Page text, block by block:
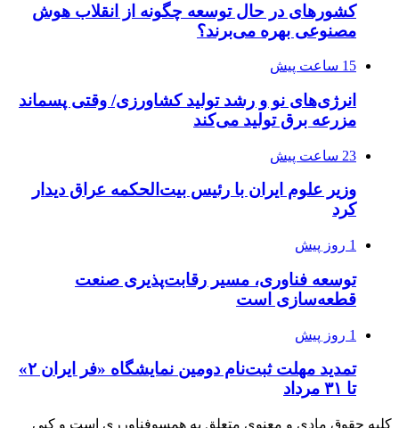
کشورهای در حال توسعه چگونه از انقلاب هوش
مصنوعی بهره می‌برند؟
15 ساعت پیش
انرژی‌های نو و رشد تولید کشاورزی/ وقتی پسماند
مزرعه‌ برق تولید می‌کند
23 ساعت پیش
وزیر علوم ایران با رئیس بیت‌الحکمه عراق دیدار
کرد
1 روز پیش
توسعه فناوری، مسیر رقابت‌پذیری صنعت
قطعه‌سازی است
1 روز پیش
تمدید مهلت ثبت‌نام دومین نمایشگاه «فر ایران ۲»
تا ۳۱ مرداد
کلیه حقوق مادی و معنوی متعلق به همسوفناورری است و کپی